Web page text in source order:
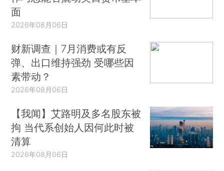
面
2026年08月06日
财新调查｜7月消费或有反
弹、出口维持强劲 受哪些因
素带动？
2026年08月06日
【我闻】艾路明及多名股东被
拘 当代系创始人因何此时被
清算
2026年08月06日